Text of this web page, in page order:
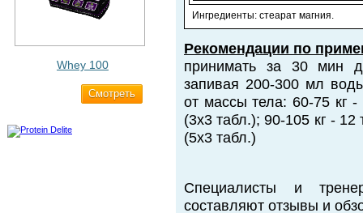
Whey 100
Cмотреть
Ингредиенты: стеарат магния.
Рекомендации по
принимать за 30 мин
запивая 200-300 мл
от массы тела: 60-75 кг
(3х3 табл.); 90-105 кг -
(5х3 табл.)
Специалисты и
составляют отзывы и